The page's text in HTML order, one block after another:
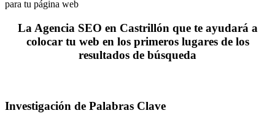
para tu página web
La Agencia SEO en Castrillón que te ayudará a
colocar tu web en los primeros lugares de los
resultados de búsqueda
Investigación de Palabras Clave